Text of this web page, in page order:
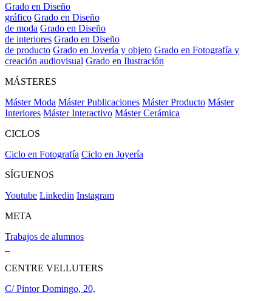
Grado en Diseño
gráfico Grado en Diseño
de moda Grado en Diseño
de interiores Grado en Diseño
de producto Grado en Joyería y objeto Grado en Fotografía y
creación audiovisual Grado en Ilustración
MÁSTERES
Máster Moda Máster Publicaciones Máster Producto Máster
Interiores Máster Interactivo Máster Cerámica
CICLOS
Ciclo en Fotografía Ciclo en Joyería
SÍGUENOS
Youtube Linkedin Instagram
META
Trabajos de alumnos
CENTRE VELLUTERS
C/ Pintor Domingo, 20,